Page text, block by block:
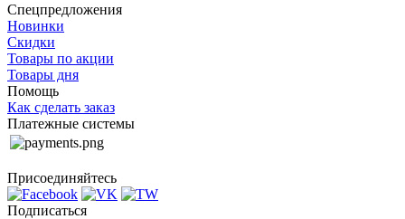
Спецпредложения
Новинки
Скидки
Товары по акции
Товары дня
Помощь
Как сделать заказ
Платежные системы
Присоединяйтесь
Подписаться